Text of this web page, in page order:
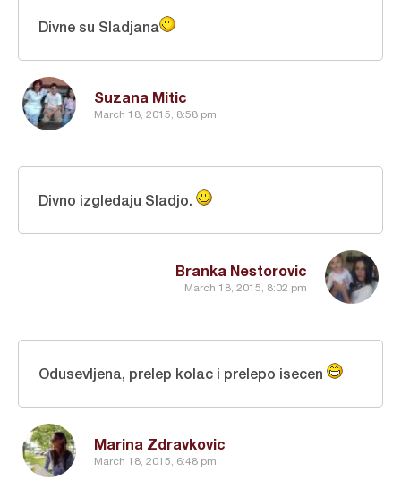
Suzana Mitic
March 18, 2015, 8:58 pm
Divne su Sladjana
Branka Nestorovic
March 18, 2015, 8:02 pm
Divno izgledaju Sladjo.
Marina Zdravkovic
March 18, 2015, 6:48 pm
Odusevljena, prelep kolac i prelepo isecen